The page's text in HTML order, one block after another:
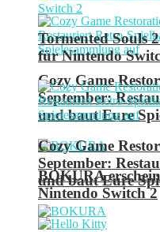
Cozy Game
September:
und baut Eure
BOKURA
Nintendo Switch 2
Tormented Souls
für Nintendo
Cozy Game
September:
und baut Eure